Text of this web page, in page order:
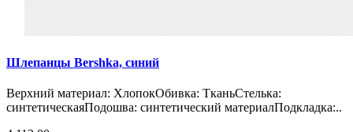
Шлепанцы Bershka, синий
Верхний материал: ХлопокОбивка: ТканьСтелька:
синтетическаяПодошва: синтетический материалПодкладка:..